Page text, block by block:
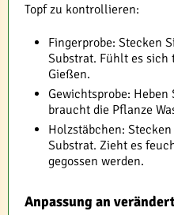
Topf zu kontrollieren:
Fingerprobe: Stecken
Substrat. Fühlt es sich
Gießen.
Gewichtsprobe:
braucht die Pflanze
Holzstäbchen:
Substrat. Zieht es
gegossen werden.
Anpassung an